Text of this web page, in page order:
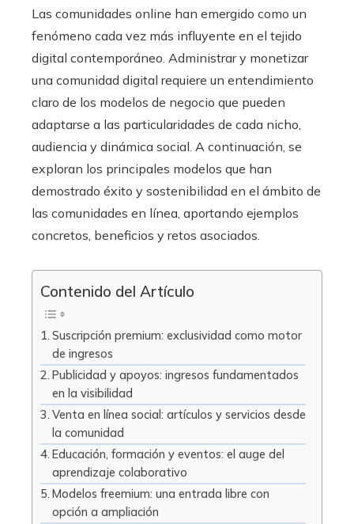
Las comunidades online han emergido como un
fenómeno cada vez más influyente en el tejido
digital contemporáneo. Administrar y monetizar
una comunidad digital requiere un entendimiento
claro de los modelos de negocio que pueden
adaptarse a las particularidades de cada nicho,
audiencia y dinámica social. A continuación, se
exploran los principales modelos que han
demostrado éxito y sostenibilidad en el ámbito de
las comunidades en línea, aportando ejemplos
concretos, beneficios y retos asociados.
Contenido del Artículo
Suscripción premium: exclusividad como motor
de ingresos
Publicidad y apoyos: ingresos fundamentados
en la visibilidad
Venta en línea social: artículos y servicios desde
la comunidad
Educación, formación y eventos: el auge del
aprendizaje colaborativo
Modelos freemium: una entrada libre con
opción a ampliación